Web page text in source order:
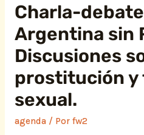
Charla-
Argentina sin
Discusiones
prostitución y
sexual.
agenda/ Por fw2